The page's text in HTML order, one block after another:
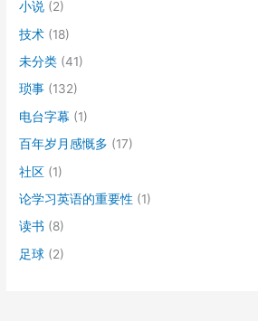
小说 (2)
技术 (18)
未分类 (41)
琐事 (132)
电台字幕 (1)
百年岁月感慨多 (17)
社区 (1)
论学习英语的重要性 (1)
读书 (8)
足球 (2)